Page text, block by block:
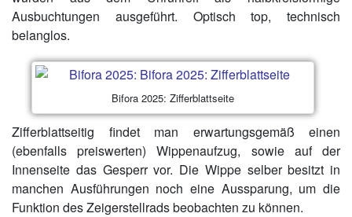
Ausbuchtungen ausgeführt. Optisch top, technisch
belanglos.
Bifora 2025: Zifferblattseite
Zifferblattseitig findet man erwartungsgemäß einen
(ebenfalls preiswerten) Wippenaufzug, sowie auf der
Innenseite das Gesperr vor. Die Wippe selber besitzt in
manchen Ausführungen noch eine Aussparung, um die
Funktion des Zeigerstellrads beobachten zu können.